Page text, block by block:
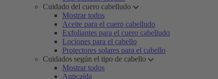
Cuidado del cuero cabelludo
Mostrar todos
Aceite para el cuero cabelludo
Exfoliantes para el cuero cabelludo
Lociones para el cabello
Protectores solares para el cabello
Cuidados según el tipo de cabello
Mostrar todos
Anticaída